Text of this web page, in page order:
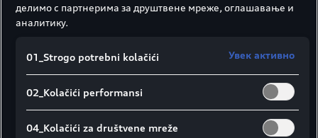
Preuzmite cjenovnik
odštampajte.
Cjenovnik za pregled i preuzimanje u PDF formatu
делимо с партнерима за друштвене мреже, оглашавање и
аналитику.
01_Strogo potrebni kolačići Увек активно
02_Kolačići performansi
04_Kolačići za društvene mreže